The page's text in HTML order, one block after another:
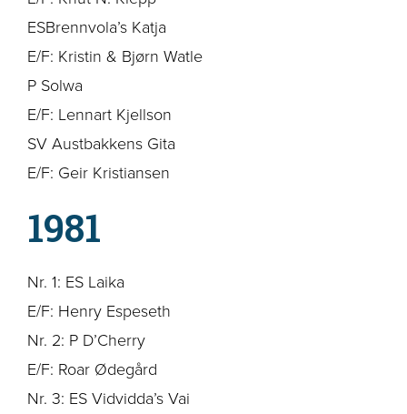
ESBrennvola’s Katja
E/F: Kristin & Bjørn Watle
P Solwa
E/F: Lennart Kjellson
SV Austbakkens Gita
E/F: Geir Kristiansen
1981
Nr. 1: ES Laika
E/F: Henry Espeseth
Nr. 2: P D’Cherry
E/F: Roar Ødegård
Nr. 3: ES Vidvidda’s Vai